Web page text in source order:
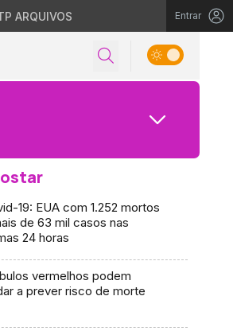
ARQUIVOS Entrar
19: EUA com 1.252 mortos
de 63 mil casos nas
24 horas
vermelhos podem
a prever risco de morte